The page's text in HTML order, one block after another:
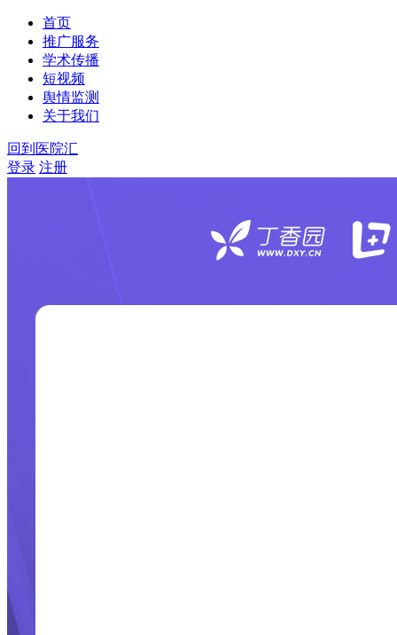
首页
推广服务
学术传播
短视频
舆情监测
关于我们
回到医院汇
登录 注册